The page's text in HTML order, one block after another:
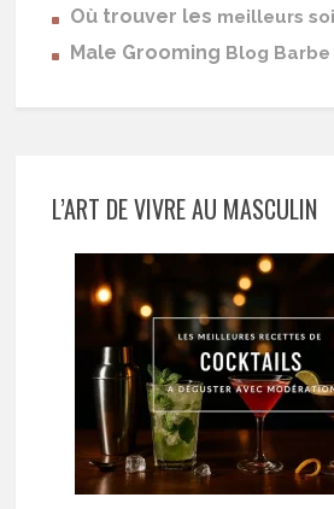
Où trouver les meilleurs
Male Grooming Blog Barbe
L’ART DE VIVRE AU MASCULIN